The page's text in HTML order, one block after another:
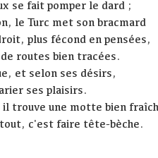
se fait pomper le dard ;
le Turc met son bracmard
plus fécond en pensées,
routes bien tracées.
et selon ses désirs,
ses plaisirs.
il trouve une motte bien
c'est faire tête-bèche.